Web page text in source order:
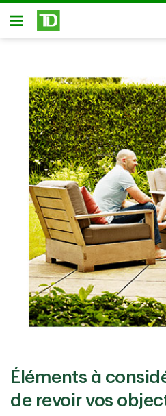
Passer au contenu principal
Ouvert
Éléments à
de revoir vos